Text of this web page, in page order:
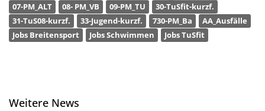
07-PM_ALT
08- PM_VB 09-PM_TU
30-TuSfit-kurzf.
31-TuS08-kurzf.
33-Jugend-kurzf. 730-PM_Ba
AA_Ausfälle
Jobs Breitensport
Jobs Schwimmen Jobs TuSfit
Weitere News